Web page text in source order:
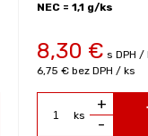
NEC = 1,1 g/ks
8,30 € s DPH /
6,75 € bez DPH / ks
ks
+
-